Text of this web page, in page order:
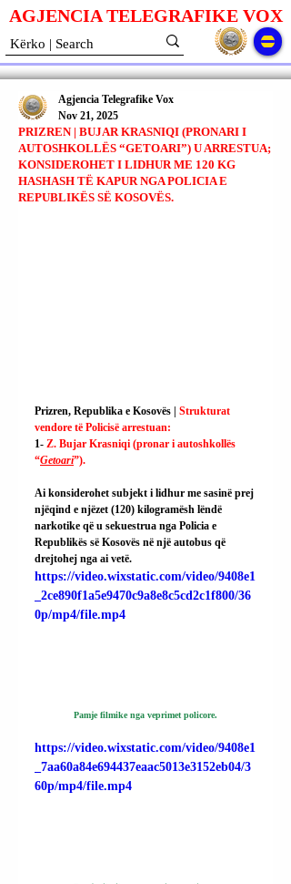
AGJENCIA TELEGRAFIKE VOX
PRIZREN | BUJAR KRASNIQI (PRONARI I
AUTOSHKOLLËS “GETOARI”) U ARRESTUA;
KONSIDEROHET I LIDHUR ME 120 KG
HASHASH TË KAPUR NGA POLICIA E
REPUBLIKËS SË KOSOVËS.
Agjencia Telegrafike Vox
Nov 21, 2025
Prizren, Republika e Kosovës | Strukturat
vendore të Policisë arrestuan:
1- Z. Bujar Krasniqi (pronar i autoshkollës
“Getoari”).
Ai konsiderohet subjekt i lidhur me sasinë prej
njëqind e njëzet (120) kilogramësh lëndë
narkotike që u sekuestrua nga Policia e
Republikës së Kosovës në një autobus që
drejtohej nga ai vetë.
https://video.wixstatic.com/video/9408e1
_2ce890f1a5e9470c9a8e8c5cd2c1f800/36
0p/mp4/file.mp4
Pamje filmike nga veprimet policore.
https://video.wixstatic.com/video/9408e1
_7aa60a84e694437eaac5013e3152eb04/3
60p/mp4/file.mp4